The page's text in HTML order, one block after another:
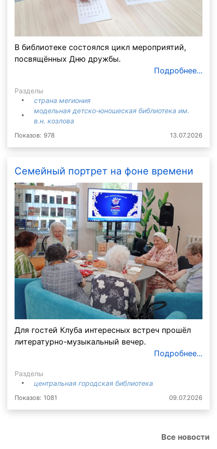
В библиотеке состоялся цикл мероприятий,
посвящённых Дню дружбы.
Подробнее...
Разделы
страна мегиония
модельная детско-юношеская библиотека им.
в.н. козлова
Показов: 978 13.07.2026
Семейный портрет на фоне времени
Для гостей Клуба интересных встреч прошёл
литературно-музыкальный вечер.
Подробнее...
Разделы
центральная городская библиотека
Показов: 1081 09.07.2026
Все новости